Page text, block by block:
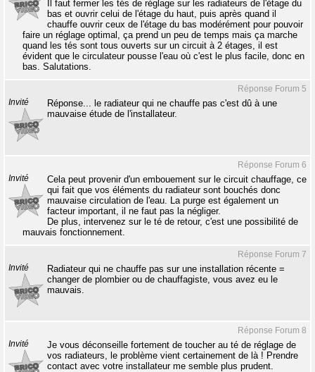
Il faut fermer les tés de réglage sur les radiateurs de l'étage du
bas et ouvrir celui de l'étage du haut, puis après quand il
chauffe ouvrir ceux de l'étage du bas modérément pour pouvoir
faire un réglage optimal, ça prend un peu de temps mais ça marche
quand les tés sont tous ouverts sur un circuit à 2 étages, il est
évident que le circulateur pousse l'eau où c'est le plus facile, donc en
bas. Salutations.
Réponse Forum 5
Invité
Réponse... le radiateur qui ne chauffe pas c'est dû à une
mauvaise étude de l'installateur.
Réponse Forum 6
Invité
Cela peut provenir d'un embouement sur le circuit chauffage, ce
qui fait que vos éléments du radiateur sont bouchés donc
mauvaise circulation de l'eau. La purge est également un
facteur important, il ne faut pas la négliger.
De plus, intervenez sur le té de retour, c'est une possibilité de
mauvais fonctionnement.
Réponse Forum 7
Invité
Radiateur qui ne chauffe pas sur une installation récente =
changer de plombier ou de chauffagiste, vous avez eu le
mauvais.
Réponse Forum 8
Invité
Je vous déconseille fortement de toucher au té de réglage de
vos radiateurs, le problème vient certainement de là ! Prendre
contact avec votre installateur me semble plus prudent.